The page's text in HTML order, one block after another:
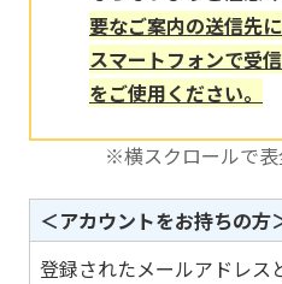
要なご案内の送信先
スマートフォンで受
をご使用ください。
＜アカウントをお持ちの方
登録されたメールアドレス